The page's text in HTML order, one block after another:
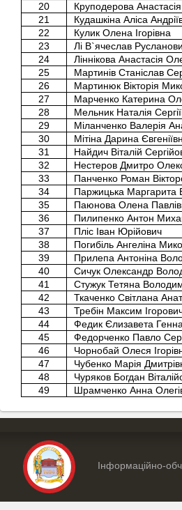
20
Круподерова
21
Кудашкіна Аліса
22
Кулик Олена Ігорівна
23
Лі В`ячеслав
24
Ліннікова Анастасія
25
Мартинів Станіслав
26
Мартинюк Вікторія
27
Марченко Катерина
28
Мельник Наталія
29
Міланченко Валерія
30
Мітіна Дарина
31
Найдич Віталій
32
Нестеров Дмитро
33
Панченко Роман
34
Паржицька Маргарита
35
Паюнова Олена
36
Пилипенко Антон
37
Пліс Іван Юрійович
38
Погибіль Ангеліна
39
Прилепа Антоніна
40
Сичук Олександр
41
Стужук Тетяна
42
Ткаченко Світлана
43
Требін Максим
44
Федик Єлизавета
45
Федорченко Павло
46
Чорнобай Олеся
47
Чубенко Марія
48
Чуряков Богдан
49
Шрамченко Анна
Інформаційно-